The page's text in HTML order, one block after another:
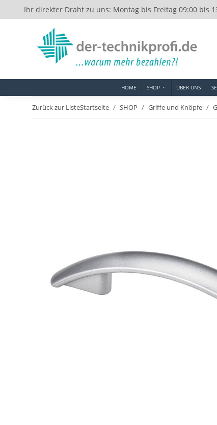
Ihr direkter Draht zu uns: Montag bis Freitag 09:00 bis
HOME SHOP ÜBER UNS
Zurück zur ListeStartseite SHOP Griffe und Knöpfe